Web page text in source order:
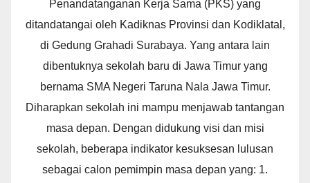
Penandatanganan Kerja Sama (PKS) yang
ditandatangai oleh Kadiknas Provinsi dan Kodiklatal,
di Gedung Grahadi Surabaya. Yang antara lain
dibentuknya sekolah baru di Jawa Timur yang
bernama SMA Negeri Taruna Nala Jawa Timur.
Diharapkan sekolah ini mampu menjawab tantangan
masa depan. Dengan didukung visi dan misi
sekolah, beberapa indikator kesuksesan lulusan
sebagai calon pemimpin masa depan yang: 1.